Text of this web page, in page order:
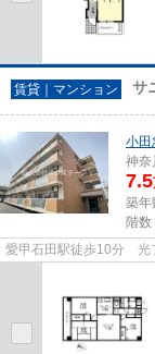
賃貸｜マンション サ
小田
神奈
7.5
築年
階数
愛甲石田駅徒歩10分 光